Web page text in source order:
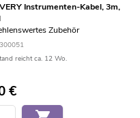
Instrumenten-Kabel, 3m,
Zubehör
reicht ca. 12 Wo.
€